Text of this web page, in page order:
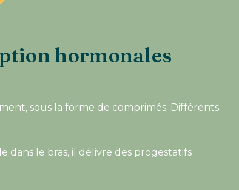
hormonales
sous la forme de comprimés. Différents
dans le bras, il délivre des progestatifs